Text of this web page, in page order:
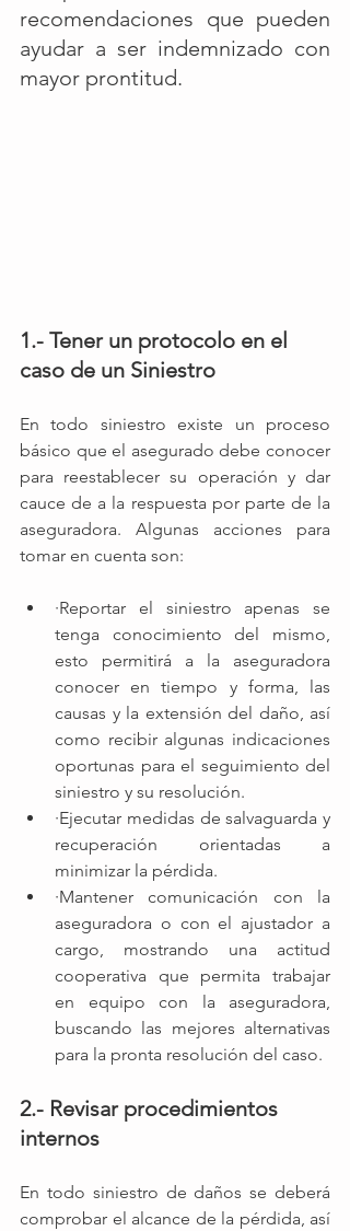
recomendaciones que pueden
ayudar a ser indemnizado con
mayor prontitud.
1.- Tener un protocolo en el
caso de un Siniestro
En todo siniestro existe un proceso
básico que el asegurado debe conocer
para reestablecer su operación y dar
cauce de a la respuesta por parte de la
aseguradora. Algunas acciones para
tomar en cuenta son:
·Reportar el siniestro apenas se
tenga conocimiento del mismo,
esto permitirá a la aseguradora
conocer en tiempo y forma, las
causas y la extensión del daño, así
como recibir algunas indicaciones
oportunas para el seguimiento del
siniestro y su resolución.
·Ejecutar medidas de salvaguarda y
recuperación orientadas a
minimizar la pérdida.
·Mantener comunicación con la
aseguradora o con el ajustador a
cargo, mostrando una actitud
cooperativa que permita trabajar
en equipo con la aseguradora,
buscando las mejores alternativas
para la pronta resolución del caso.
2.- Revisar procedimientos
internos
En todo siniestro de daños se deberá
comprobar el alcance de la pérdida, así